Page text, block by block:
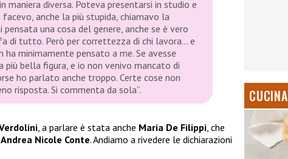
maniera diversa. Poteva presentarsi in studio e
anche la più stupida, chiamavo la
pensata una cosa del genere, anche se è vero
di tutto. Però per correttezza di chi lavora… e
minimamente pensato a me. Se avesse
bella figura, e io non venivo mancato di
ho parlato anche troppo. Certe cose non
risposta. Si commenta da sola”.
, a parlare è stata anche Maria De Filippi, che
Andrea Nicole Conte. Andiamo a rivedere le dichiarazioni
CUCINA